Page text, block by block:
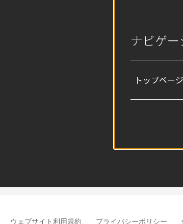
ナビゲ
トップペー
ウェブサイト利用規約 プライバシーポリシー